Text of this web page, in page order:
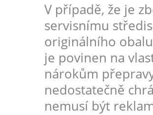
V případě, že je
servisnímu
originálního
je povinen na
nárokům
nedostatečně
nemusí být